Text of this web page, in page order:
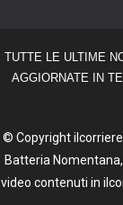
TUTTE LE ULTIME
AGGIORNATE IN
© Copyright
Batteria
video contenuti in